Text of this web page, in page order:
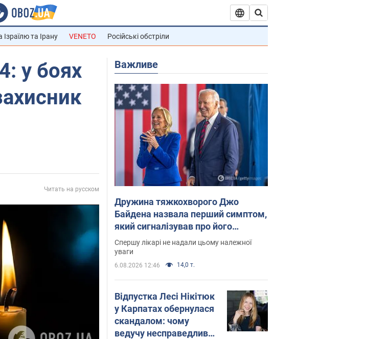
Ізраїлю та Ірану VENETO Російські обстріли
у боях
Читать на русском
Важливе
Дружина тяжкохворого Джо
Байдена назвала перший симптом,
який сигналізував про його
"агресивний" рак
Спершу лікарі не надали цьому належної
уваги
6.08.2026 12:46 14,0 т.
Відпустка Лесі Нікітюк
у Карпатах обернулася
скандалом: чому
ведучу несправедливо